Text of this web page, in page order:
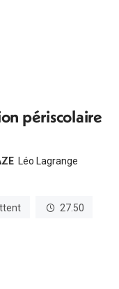
périscolaire
Léo Lagrange
27.50